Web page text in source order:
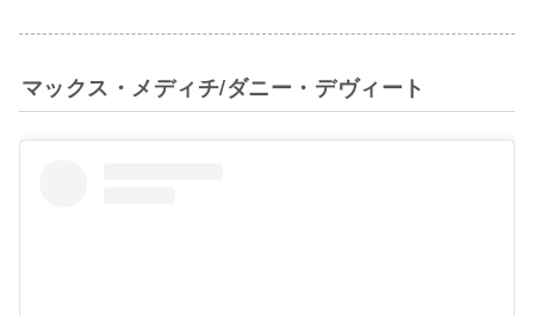
マックス・メディチ/ダニー・デヴィート